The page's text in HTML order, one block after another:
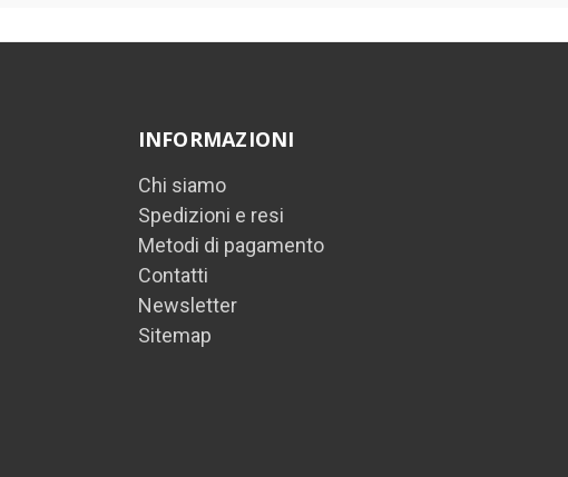
INFORMAZIONI
Chi siamo
Spedizioni e resi
Metodi di pagamento
Contatti
Newsletter
Sitemap